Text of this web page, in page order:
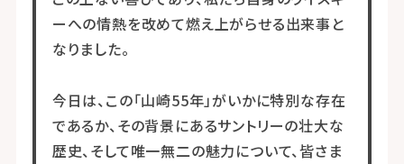
ーへの情熱を改めて燃え上がらせる出来事と
なりました。
今日は、この「山崎55年」がいかに特別な存在
であるか、その背景にあるサントリーの壮大な
歴史、そして唯一無二の魅力について、皆さま